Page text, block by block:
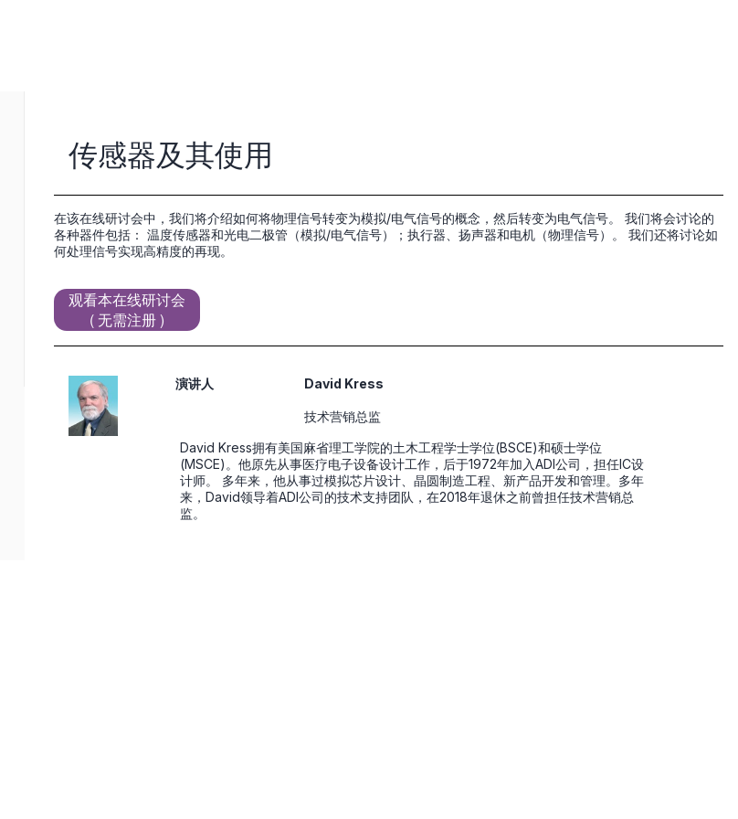
传感器及其使用
在该在线研讨会中，我们将介绍如何将物理信号转变为模拟/电气信号的概念，然后转变为电气信号。 我们将会讨论的
各种器件包括： 温度传感器和光电二极管（模拟/电气信号）；执行器、扬声器和电机（物理信号）。 我们还将讨论如
何处理信号实现高精度的再现。
观看本在线研讨会
( 无需注册 )
演讲人 David Kress
技术营销总监
David Kress拥有美国麻省理工学院的土木工程学士学位(BSCE)和硕士学位
(MSCE)。他原先从事医疗电子设备设计工作，后于1972年加入ADI公司，担任IC设
计师。 多年来，他从事过模拟芯片设计、晶圆制造工程、新产品开发和管理。多年
来，David领导着ADI公司的技术支持团队，在2018年退休之前曾担任技术营销总
监。